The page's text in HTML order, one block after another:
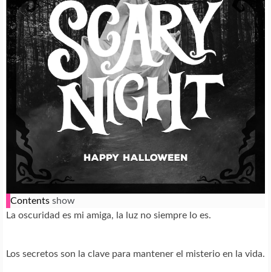
Contents show
La oscuridad es mi amiga, la luz no siempre lo es.
Los secretos son la clave para mantener el misterio en la vida.